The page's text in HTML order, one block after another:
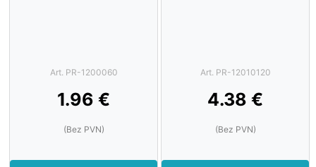
Art. PR-1200060
1.96 €
(Bez PVN)
Art. PR-12010120
4.38 €
(Bez PVN)